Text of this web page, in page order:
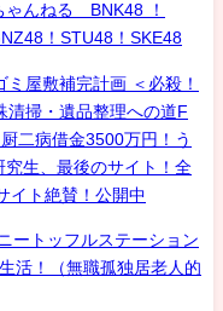
んねる BNK48 ！
！STU48！SKE48
屋敷補完計画 ＜必殺！
清掃・遺品整理への道F
二病借金3500万円！う
生、最後のサイト！全
イト絶賛！公開中
ートッフルステーション
活！（無職孤独居老人的